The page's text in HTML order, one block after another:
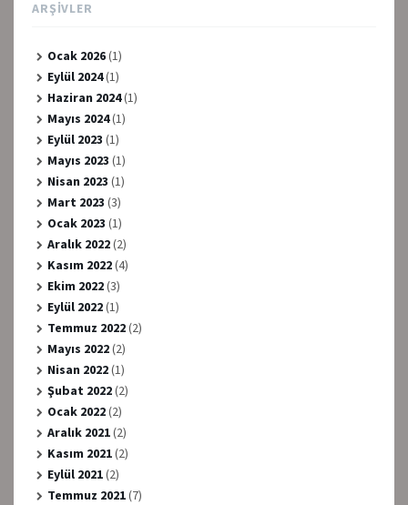
ARŞIVLER
Ocak 2026(1)
Eylül 2024(1)
Haziran 2024(1)
Mayıs 2024(1)
Eylül 2023 (1)
Mayıs 2023 (1)
Nisan 2023 (1)
Mart 2023 (3)
Ocak 2023 (1)
Aralık 2022(2)
Kasım 2022(4)
Ekim 2022(3)
Eylül 2022(1)
Temmuz 2022(2)
Mayıs 2022(2)
Nisan 2022(1)
Şubat 2022(2)
Ocak 2022(2)
Aralık 2021(2)
Kasım 2021(2)
Eylül 2021(2)
Temmuz 2021(7)